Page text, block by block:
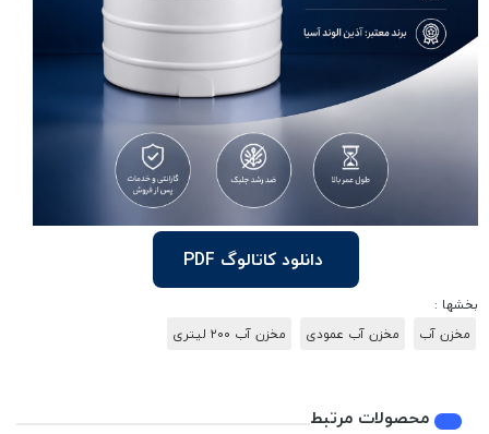
دانلود کاتالوگ PDF
بخشها :
مخزن آب
مخزن آب عمودی مخزن آب ۲۰۰ لیتری
محصولات مرتبط